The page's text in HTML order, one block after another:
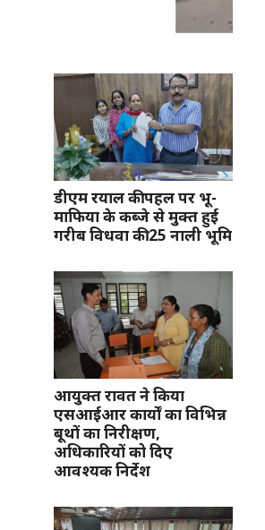
डीएम रयाल की पहल पर भू-
माफिया के कब्जे से मुक्त हुई
गरीब विधवा की 25 नाली भूमि
आयुक्त रावत ने किया
एसआईआर कार्यों का विभिन्न
बूथों का निरीक्षण,
अधिकारियों को दिए
आवश्यक निर्देश